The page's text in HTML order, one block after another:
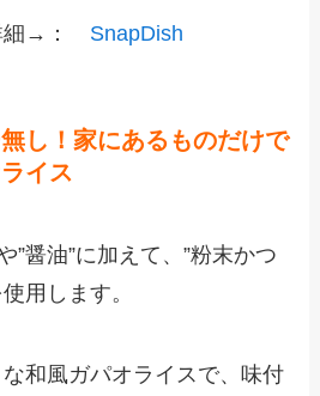
細→： SnapDish
無し！家にあるものだけで
イス
”醤油”に加えて、”粉末かつ
用します。
和風ガパオライスで、味付